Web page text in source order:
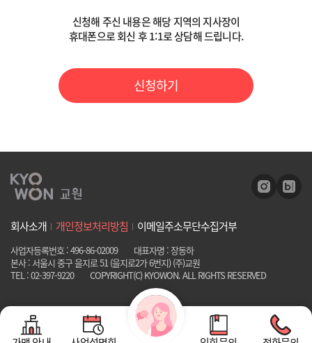
- 온라인 상담 신청일로부터 1개월까지
4) 거부권 및 거부 시 불이익
로, 동의하지 않으실 경우 상담 신청이 불가함을 알려드립니다.
위 개인정보 중 필수적 정보의 수집/이용에 관한 동의는 온라인 상담 제
신청해 주신 내용은 해당 지역의 지사장이
휴대폰으로 회신 후 1:1로 상담해 드립니다.
신청하기
회사소개 개인정보처리방침 이메일주소무단수집거부
사업자등록번호 : 496-86-02009
대표자명 : 장동하
본사 : 서울시 중구 을지로 51 (을지로2가 6번지) (주)교원
TEL : 02-397-9220
COPYRIGHT(C) KYOWON. ALL RIGHTS RESERVED